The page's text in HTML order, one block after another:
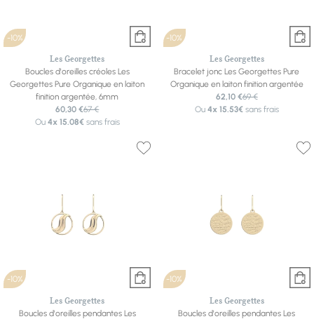
-10%
Les Georgettes
Boucles d'oreilles créoles Les
Georgettes Pure Organique en laiton
finition argentée, 6mm
60,30 €67 €
Ou 4x 15.08€sans frais
-10%
Les Georgettes
Bracelet jonc Les Georgettes Pure
Organique en laiton finition argentée
62,10 €69 €
Ou 4x 15.53€sans frais
-10%
Les Georgettes
Boucles d'oreilles pendantes Les
-10%
Les Georgettes
Boucles d'oreilles pendantes Les